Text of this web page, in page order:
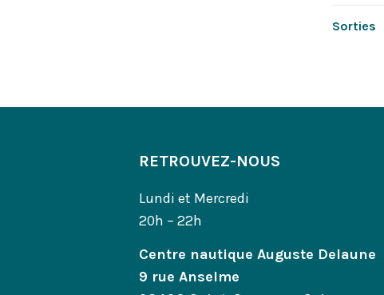
Sorties
RETROUVEZ-NOUS
Lundi et Mercredi
20h – 22h
Centre nautique Auguste Delaune
9 rue Anselme